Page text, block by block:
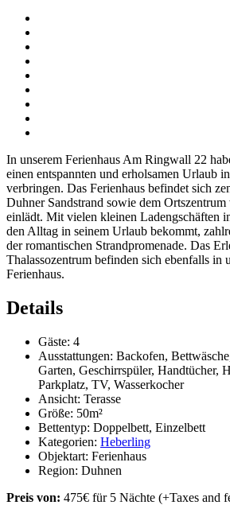
In unserem Ferienhaus Am Ringwall 22
einen entspannten und erholsamen Urlaub
verbringen. Das Ferienhaus befindet sich
Duhner Sandstrand sowie dem
einlädt. Mit vielen kleinen Ladengschäften
den Alltag in seinem Urlaub bekommt,
der romantischen Strandpromenade. Das
Thalassozentrum befinden sich ebenfalls in
Ferienhaus.
Details
Gäste: 4
Ausstattungen: Backofen, Bettwäsche
Garten, Geschirrspüler, Handtücher,
Parkplatz, TV, Wasserkocher
Ansicht: Terasse
Größe: 50m²
Bettentyp: Doppelbett, Einzelbett
Kategorien: Heberling
Objektart: Ferienhaus
Region: Duhnen
Preis von: 475€ für 5 Nächte (+Taxes and